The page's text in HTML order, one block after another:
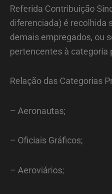
Referida Contribuição
diferenciada) é recolhida
demais empregados, ou
pertencentes à categoria
Relação das Categorias
– Aeronautas;
– Oficiais Gráficos;
– Aeroviários;